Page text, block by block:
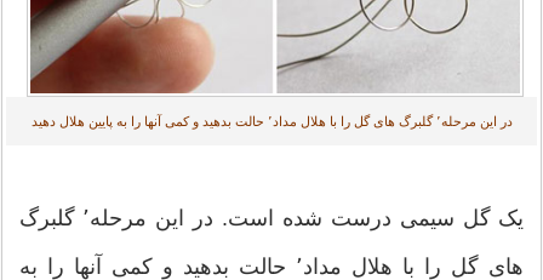
در این مرحله٬ گلبرگ های گل را با هلال مداد٬ حالت بدهید و کمی آنها را به پایین هلال دهید
یک گل سیمی درست شده است. در این مرحله٬ گلبرگ
های گل را با هلال مداد٬ حالت بدهید و کمی آنها را به